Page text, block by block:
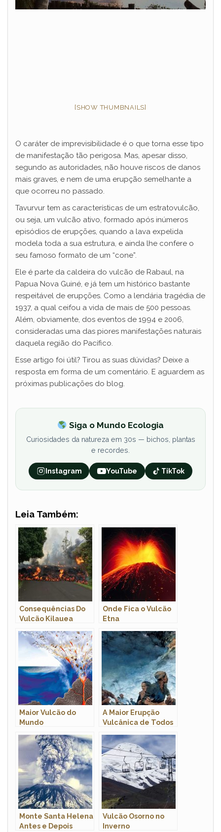
[SHOW THUMBNAILS]
O caráter de imprevisibilidade é o que torna esse tipo
de manifestação tão perigosa. Mas, apesar disso,
segundo as autoridades, não houve riscos de danos
mais graves, e nem de uma erupção semelhante a
que ocorreu no passado.
Tavurvur tem as características de um estratovulcão,
ou seja, um vulcão ativo, formado após inúmeros
episódios de erupções, quando a lava expelida
modela toda a sua estrutura, e ainda lhe confere o
seu famoso formato de um “cone”.
Ele é parte da caldeira do vulcão de Rabaul, na
Papua Nova Guiné, e já tem um histórico bastante
respeitável de erupções. Como a lendária tragédia de
1937, a qual ceifou a vida de mais de 500 pessoas.
Além, obviamente, dos eventos de 1994 e 2006,
consideradas uma das piores manifestações naturais
daquela região do Pacífico.
Esse artigo foi útil? Tirou as suas dúvidas? Deixe a
resposta em forma de um comentário. E aguardem as
próximas publicações do blog.
Siga o Mundo Ecologia
Curiosidades da natureza em 30s — bichos, plantas
e recordes.
Instagram YouTube TikTok
Leia Também:
Consequências Do
Vulcão Kilauea
Onde Fica o Vulcão
Etna
Maior Vulcão do
Mundo
A Maior Erupção
Vulcânica de Todos
Monte Santa Helena
Antes e Depois
Vulcão Osorno no
Inverno